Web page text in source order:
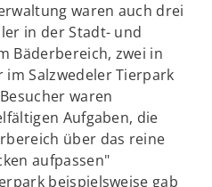
waren auch drei
in der Stadt- und
Bäderbereich, zwei in
Salzwedeler Tierpark
waren
Aufgaben, die
über das reine
aufpassen"
beispielsweise gab